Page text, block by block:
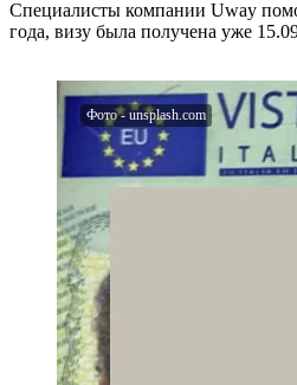
Специалисты компании Uway
года, визу была получена уже